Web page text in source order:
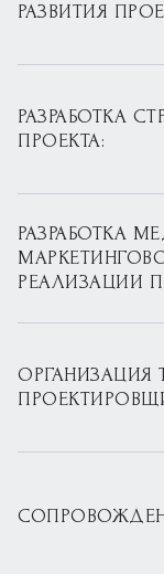
РАЗВИТИЯ
РАЗРАБОТКА
ПРОЕКТА:
РАЗРАБОТКА
РЕАЛИЗАЦИИ
ОРГАНИЗАЦИЯ